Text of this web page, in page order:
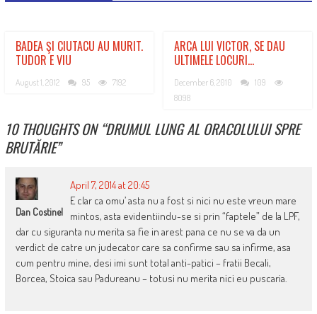
BADEA ŞI CIUTACU AU MURIT.
TUDOR E VIU
August 1, 2012 95 7192
ARCA LUI VICTOR, SE DAU
ULTIMELE LOCURI…
December 6, 2010
109
8098
10 THOUGHTS ON “DRUMUL LUNG AL ORACOLULUI SPRE
BRUTĂRIE”
Dan Costinel
April 7, 2014 at 20:45
E clar ca omu’ asta nu a fost si nici nu este vreun mare
mintos, asta evidentiindu-se si prin “faptele” de la LPF,
dar cu siguranta nu merita sa fie in arest pana ce nu se va da un
verdict de catre un judecator care sa confirme sau sa infirme, asa
cum pentru mine, desi imi sunt total anti-patici – fratii Becali,
Borcea, Stoica sau Padureanu – totusi nu merita nici eu puscaria.